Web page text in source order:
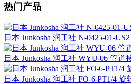
热门产品
日本 Junkosha 润工社 N-0425-01-
日本 Junkosha 润工社 WYU-06 管道
日本 Junkosha 润工社 FO-6-PT1/4